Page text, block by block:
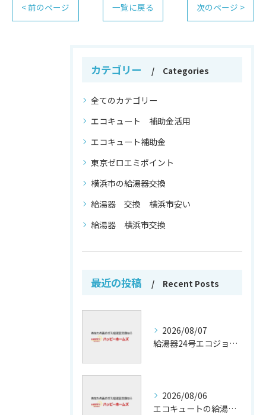
< 前のページ 一覧に戻る 次のページ >
カテゴリー Categories
全てのカテゴリー
エコキュート 補助金活用
エコキュート補助金
東京ゼロエミポイント
横浜市の給湯器交換
給湯器 交換 横浜市安い
給湯器 横浜市交換
最近の投稿 Recent Posts
2026/08/07
給湯器24号エコジョーズの省エネ技術解説
2026/08/06
エコキュートの給湯効率と省エネ効果